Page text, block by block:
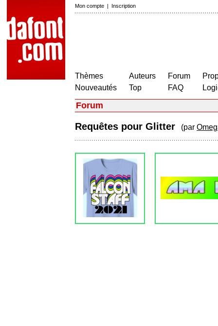
Mon compte | Inscription
Thèmes
Nouveautés
Auteurs
Top
Forum
FAQ
Forum
Requêtes pour Glitter (par